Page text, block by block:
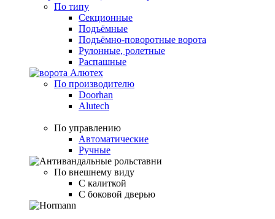
По типу
Секционные
Подъёмные
Подъёмно-поворотные ворота
Рулонные, ролетные
Распашные
По производителю
Doorhan
Alutech
По управлению
Автоматические
Ручные
По внешнему виду
С калиткой
С боковой дверью